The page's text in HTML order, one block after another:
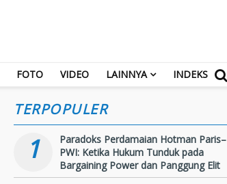
FOTO VIDEO LAINNYA INDEKS
TERPOPULER
1
Paradoks Perdamaian Hotman Paris–
PWI: Ketika Hukum Tunduk pada
Bargaining Power dan Panggung Elit